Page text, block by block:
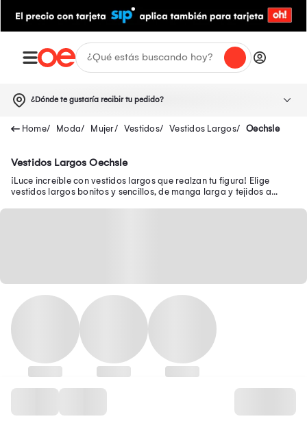
¿Dónde te gustaría recibir tu pedido?
Moda Mujer Vestidos Vestidos Largos Oechsle
Vestidos Largos Oechsle
¡Luce increíble con vestidos largos que realzan tu figura! Elige
vestidos largos bonitos y sencillos, de manga larga y tejidos a